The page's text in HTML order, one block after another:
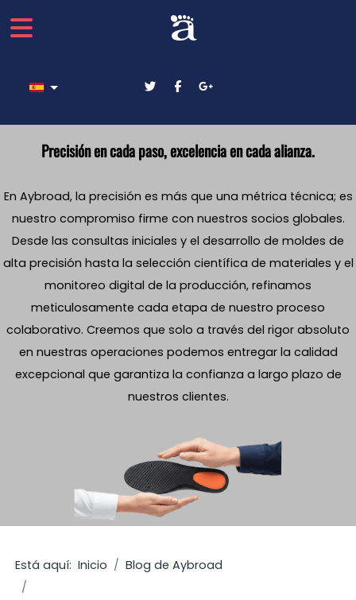
Seleccione su idioma
Precisión en cada paso, excelencia en cada alianza.
En Aybroad, la precisión es más que una métrica técnica; es
nuestro compromiso firme con nuestros socios globales.
Desde las consultas iniciales y el desarrollo de moldes de
alta precisión hasta la selección científica de materiales y el
monitoreo digital de la producción, refinamos
meticulosamente cada etapa de nuestro proceso
colaborativo. Creemos que solo a través del rigor absoluto
en nuestras operaciones podemos entregar la calidad
excepcional que garantiza la confianza a largo plazo de
nuestros clientes.
Está aquí:Inicio Blog de Aybroad